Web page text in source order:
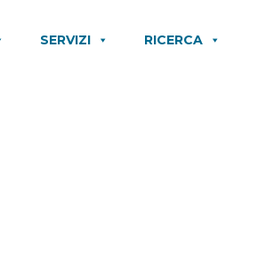
SERVIZI RICERCA